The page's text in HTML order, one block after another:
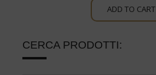
ADD TO CART
CERCA PRODOTTI: